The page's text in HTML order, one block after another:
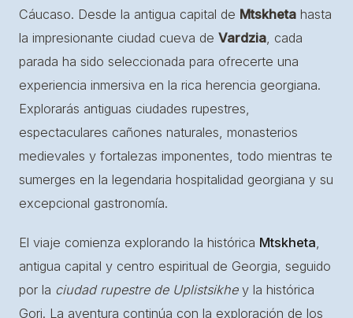
Cáucaso. Desde la antigua capital de Mtskheta hasta
la impresionante ciudad cueva de Vardzia, cada
parada ha sido seleccionada para ofrecerte una
experiencia inmersiva en la rica herencia georgiana.
Explorarás antiguas ciudades rupestres,
espectaculares cañones naturales, monasterios
medievales y fortalezas imponentes, todo mientras te
sumerges en la legendaria hospitalidad georgiana y su
excepcional gastronomía.
El viaje comienza explorando la histórica Mtskheta,
antigua capital y centro espiritual de Georgia, seguido
por la ciudad rupestre de Uplistsikhey la histórica
Gori. La aventura continúa con la exploración de los